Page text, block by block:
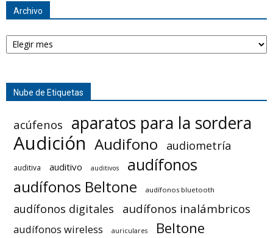
Archivo
Archivo
Nube de Etiquetas
acúfenos aparatos para la sordera
Audición Audifono audiometría
auditiva auditivo auditivos audífonos
audífonos Beltone audífonos bluetooth
audífonos digitales audífonos inalámbricos
audífonos wireless auriculares Beltone